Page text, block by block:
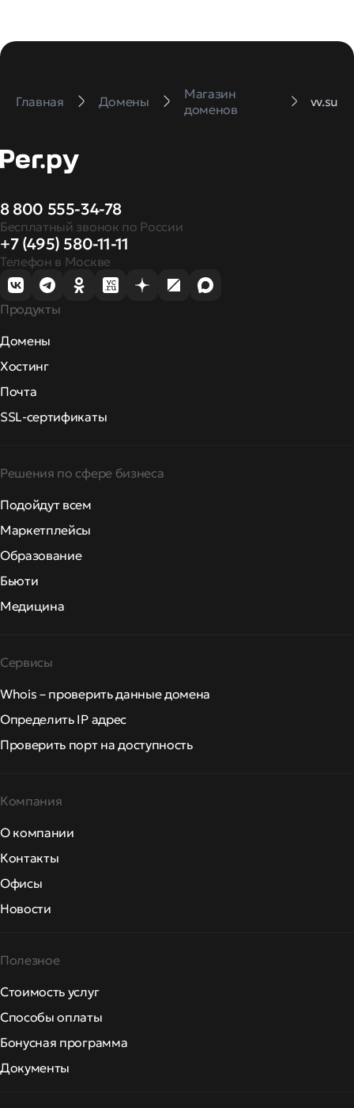
Главная Домены
Магазин
доменов
vv.su
8 800 555-34-78
Бесплатный звонок по России
+7 (495) 580-11-11
Телефон в Москве
Продукты
Домены
Хостинг
Почта
SSL-сертификаты
Решения по сфере бизнеса
Подойдут всем
Маркетплейсы
Образование
Бьюти
Медицина
Сервисы
Whois – проверить данные домена
Определить IP адрес
Проверить порт на доступность
Компания
О компании
Контакты
Офисы
Новости
Полезное
Стоимость услуг
Способы оплаты
Бонусная программа
Документы